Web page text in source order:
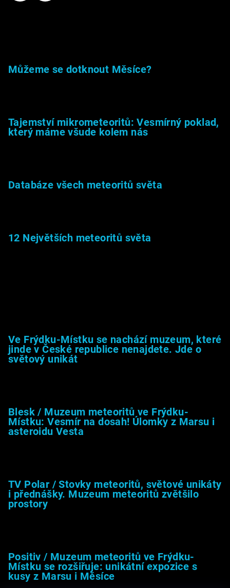
Můžeme se dotknout Měsíce?
Tajemství mikrometeoritů: Vesmírný poklad,
který máme všude kolem nás
Databáze všech meteoritů světa
12 Největších meteoritů světa
Ve Frýdku-Místku se nachází muzeum, které
jinde v České republice nenajdete. Jde o
světový unikát
Blesk / Muzeum meteoritů ve Frýdku-
Místku: Vesmír na dosah! Úlomky z Marsu i
asteroidu Vesta
TV Polar / Stovky meteoritů, světové unikáty
i přednášky. Muzeum meteoritů zvětšilo
prostory
Positiv / Muzeum meteoritů ve Frýdku-
Místku se rozšiřuje: unikátní expozice s
kusy z Marsu i Měsíce